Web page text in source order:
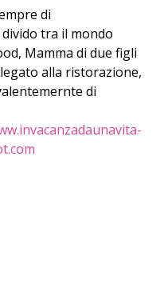
di
tra il mondo
Mamma di due figli
alla ristorazione,
di